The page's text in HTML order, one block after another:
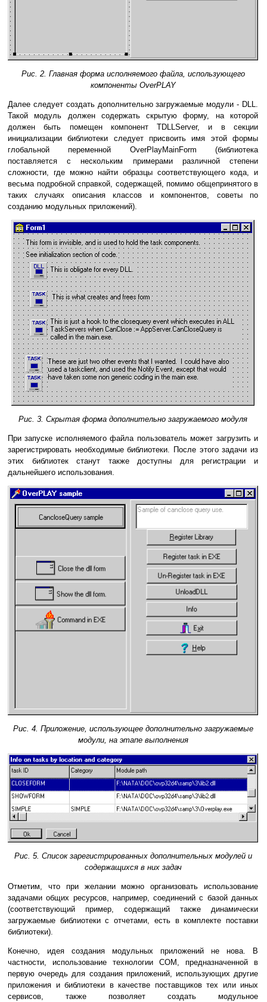
Рис. 2. Главная форма исполняемого файла, использующего
компоненты OverPLAY
Далее следует создать дополнительно загружаемые модули - DLL.
Такой модуль должен содержать скрытую форму, на которой
должен быть помещен компонент TDLLServer, и в секции
инициализации библиотеки следует присвоить имя этой формы
глобальной переменной OverPlayMainForm (библиотека
поставляется с нескольким примерами различной степени
сложности, где можно найти образцы соответствующего кода, и
весьма подробной справкой, содержащей, помимо общепринятого в
таких случаях описания классов и компонентов, советы по
созданию модульных приложений).
Рис. 3. Скрытая форма дополнительно загружаемого модуля
При запуске исполняемого файла пользователь может загрузить и
зарегистрировать необходимые библиотеки. После этого задачи из
этих библиотек станут также доступны для регистрации и
дальнейшего использования.
Рис. 4. Приложение, использующее дополнительно загружаемые
модули, на этапе выполнения
Рис. 5. Список зарегистрированных дополнительных модулей и
содержащихся в них задач
Отметим, что при желании можно организовать использование
задачами общих ресурсов, например, соединений с базой данных
(соответствующий пример, содержащий также динамически
загружаемые библиотеки с отчетами, есть в комплекте поставки
библиотеки).
Конечно, идея создания модульных приложений не нова. В
частности, использование технологии COM, предназначенной в
первую очередь для создания приложений, использующих другие
приложения и библиотеки в качестве поставщиков тех или иных
сервисов, также позволяет создать модульное